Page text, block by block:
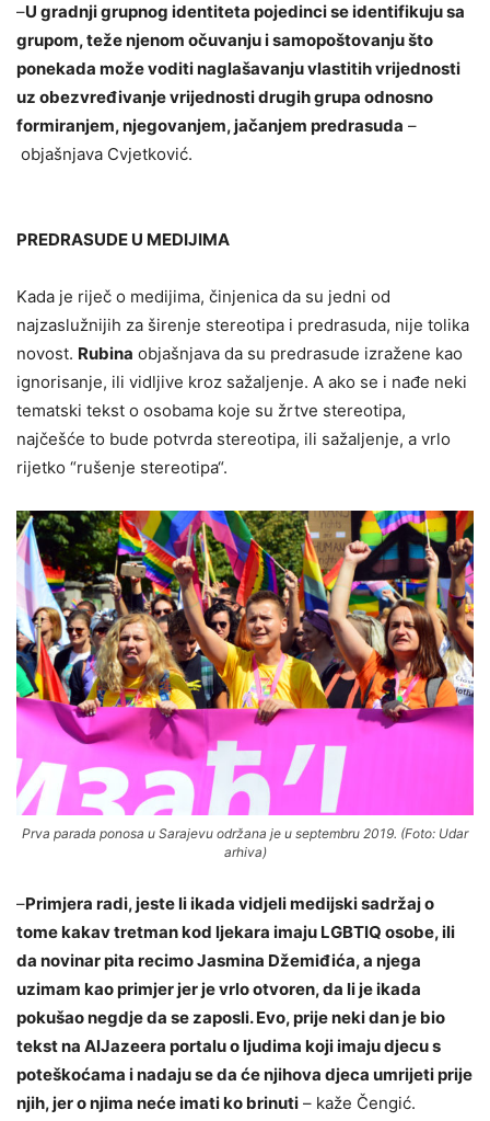
–U gradnji grupnog identiteta pojedinci se identifikuju sa
grupom, teže njenom očuvanju i samopoštovanju što
ponekada može voditi naglašavanju vlastitih vrijednosti
uz obezvređivanje vrijednosti drugih grupa odnosno
formiranjem, njegovanjem, jačanjem predrasuda –
objašnjava Cvjetković.
PREDRASUDE U MEDIJIMA
Kada je riječ o medijima, činjenica da su jedni od
najzaslužnijih za širenje stereotipa i predrasuda, nije tolika
novost. Rubina objašnjava da su predrasude izražene kao
ignorisanje, ili vidljive kroz sažaljenje. A ako se i nađe neki
tematski tekst o osobama koje su žrtve stereotipa,
najčešće to bude potvrda stereotipa, ili sažaljenje, a vrlo
rijetko “rušenje stereotipa“.
Prva parada ponosa u Sarajevu održana je u septembru 2019. (Foto: Udar
arhiva)
–Primjera radi, jeste li ikada vidjeli medijski sadržaj o
tome kakav tretman kod ljekara imaju LGBTIQ osobe, ili
da novinar pita recimo Jasmina Džemiđića, a njega
uzimam kao primjer jer je vrlo otvoren, da li je ikada
pokušao negdje da se zaposli. Evo, prije neki dan je bio
tekst na AlJazeera portalu o ljudima koji imaju djecu s
poteškoćama i nadaju se da će njihova djeca umrijeti prije
njih, jer o njima neće imati ko brinuti – kaže Čengić.